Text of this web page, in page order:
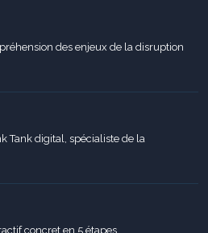
des enjeux de la disruption
Tank digital, spécialiste de la
concret en 5 étapes